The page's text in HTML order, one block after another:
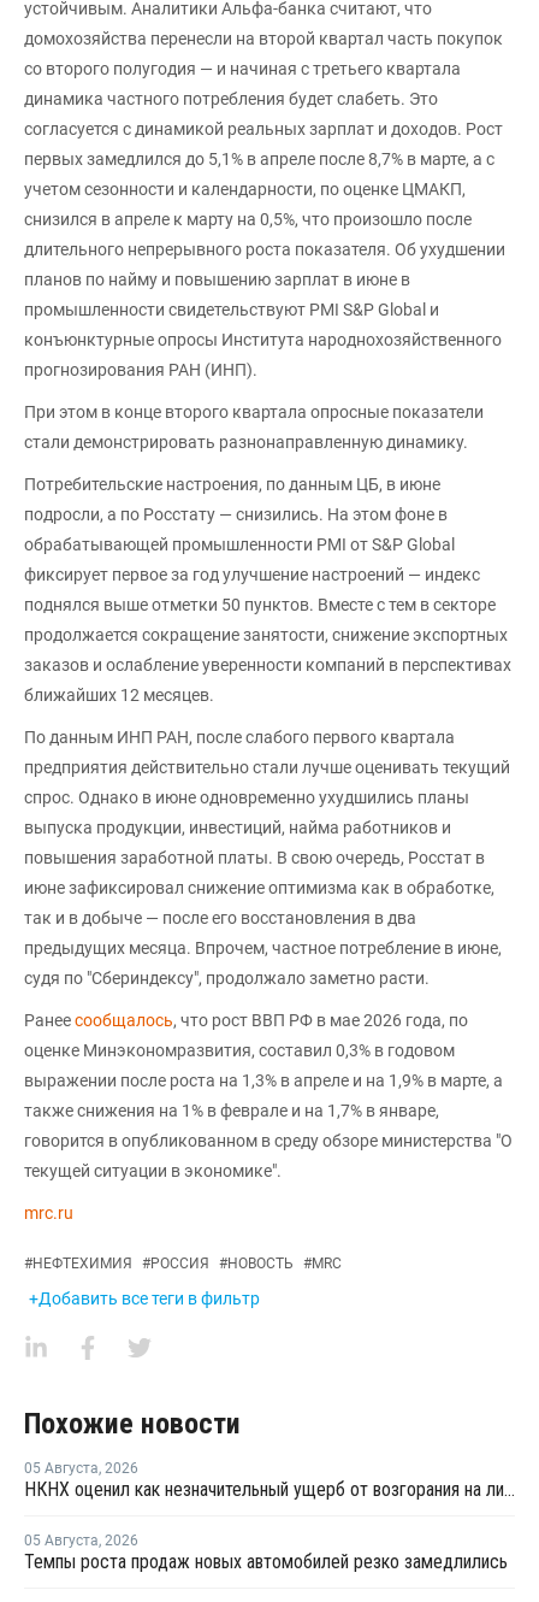
устойчивым. Аналитики Альфа-банка считают, что
домохозяйства перенесли на второй квартал часть покупок
со второго полугодия — и начиная с третьего квартала
динамика частного потребления будет слабеть. Это
согласуется с динамикой реальных зарплат и доходов. Рост
первых замедлился до 5,1% в апреле после 8,7% в марте, а с
учетом сезонности и календарности, по оценке ЦМАКП,
снизился в апреле к марту на 0,5%, что произошло после
длительного непрерывного роста показателя. Об ухудшении
планов по найму и повышению зарплат в июне в
промышленности свидетельствуют PMI S&P Global и
конъюнктурные опросы Института народнохозяйственного
прогнозирования РАН (ИНП).
При этом в конце второго квартала опросные показатели
стали демонстрировать разнонаправленную динамику.
Потребительские настроения, по данным ЦБ, в июне
подросли, а по Росстату — снизились. На этом фоне в
обрабатывающей промышленности PMI от S&P Global
фиксирует первое за год улучшение настроений — индекс
поднялся выше отметки 50 пунктов. Вместе с тем в секторе
продолжается сокращение занятости, снижение экспортных
заказов и ослабление уверенности компаний в перспективах
ближайших 12 месяцев.
По данным ИНП РАН, после слабого первого квартала
предприятия действительно стали лучше оценивать текущий
спрос. Однако в июне одновременно ухудшились планы
выпуска продукции, инвестиций, найма работников и
повышения заработной платы. В свою очередь, Росстат в
июне зафиксировал снижение оптимизма как в обработке,
так и в добыче — после его восстановления в два
предыдущих месяца. Впрочем, частное потребление в июне,
судя по "Сбериндексу", продолжало заметно расти.
Ранеесообщалось, что рост ВВП РФ в мае 2026 года, по
оценке Минэкономразвития, составил 0,3% в годовом
выражении после роста на 1,3% в апреле и на 1,9% в марте, а
также снижения на 1% в феврале и на 1,7% в январе,
говорится в опубликованном в среду обзоре министерства "О
текущей ситуации в экономике".
mrc.ru
#НЕФТЕХИМИЯ #РОССИЯ #НОВОСТЬ #MRC
+Добавить все теги в фильтр
Похожие новости
05 Августа, 2026
НКНХ оценил как незначительный ущерб от возгорания на линии полистирола
05 Августа, 2026
Темпы роста продаж новых автомобилей резко замедлились